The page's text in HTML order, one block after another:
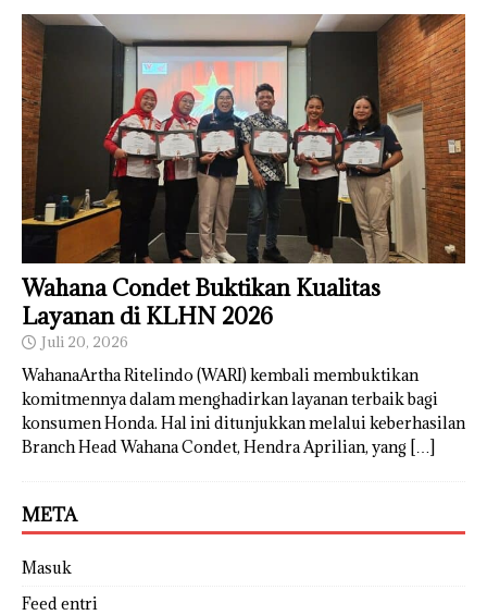
Wahana Condet Buktikan Kualitas
Layanan di KLHN 2026
Juli 20, 2026
WahanaArtha Ritelindo (WARI) kembali membuktikan
komitmennya dalam menghadirkan layanan terbaik bagi
konsumen Honda. Hal ini ditunjukkan melalui keberhasilan
Branch Head Wahana Condet, Hendra Aprilian, yang […]
META
Masuk
Feed entri